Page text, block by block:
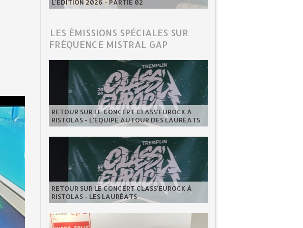
L'ÉDITION 2026 - PARTIE 02
LES ÉMISSIONS SPÉCIALES SUR
FRÉQUENCE MISTRAL GAP
RETOUR SUR LE CONCERT CLASS'EUROCK À
RISTOLAS - L'ÉQUIPE AUTOUR DES LAURÉATS
RETOUR SUR LE CONCERT CLASS'EUROCK À
RISTOLAS - LES LAURÉATS